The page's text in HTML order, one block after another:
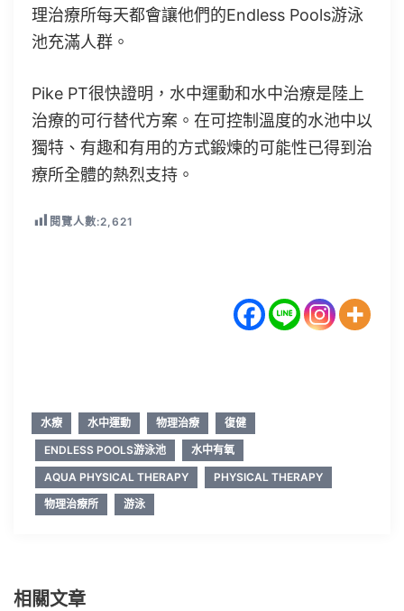
理治療所每天都會讓他們的Endless Pools游泳
池充滿人群。
Pike PT很快證明，水中運動和水中治療是陸上
治療的可行替代方案。在可控制溫度的水池中以
獨特、有趣和有用的方式鍛煉的可能性已得到治
療所全體的熱烈支持。
閱覽人數:2,621
水療 水中運動 物理治療
復健
ENDLESS POOLS游泳池
水中有氧
AQUA PHYSICAL THERAPY
PHYSICAL THERAPY
物理治療所
游泳
相關文章